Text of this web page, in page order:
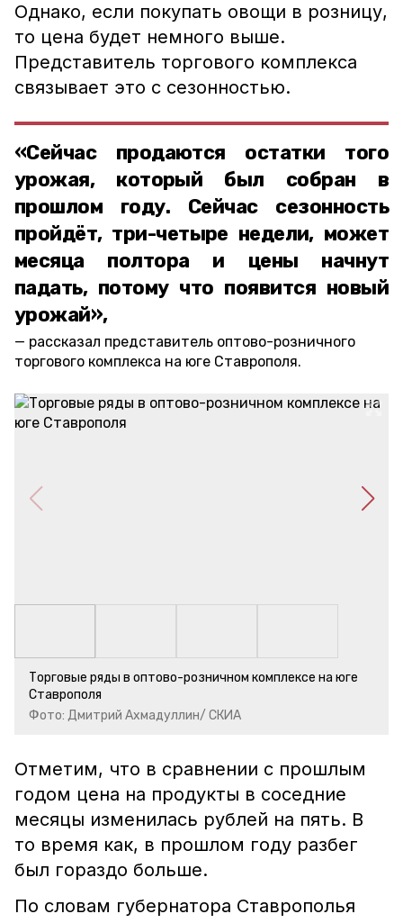
Однако, если покупать овощи в розницу,
то цена будет немного выше.
Представитель торгового комплекса
связывает это с сезонностью.
«Сейчас продаются остатки того
урожая, который был собран в
прошлом году. Сейчас сезонность
пройдёт, три-четыре недели, может
месяца полтора и цены начнут
падать, потому что появится новый
урожай»,
рассказал представитель оптово-розничного
торгового комплекса на юге Ставрополя.
Торговые ряды в оптово-розничном комплексе на юге
Ставрополя
Фото: Дмитрий Ахмадуллин/ СКИА
Отметим, что в сравнении с прошлым
годом цена на продукты в соседние
месяцы изменилась рублей на пять. В
то время как, в прошлом году разбег
был гораздо больше.
По словам губернатора Ставрополья